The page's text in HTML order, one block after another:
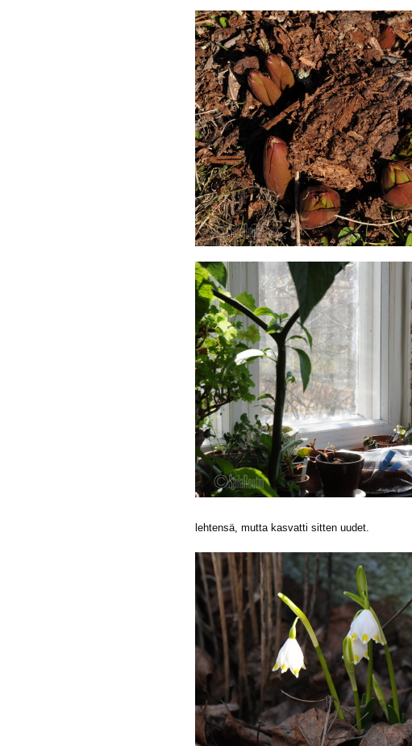
lehtensä, mutta kasvatti sitten uudet.